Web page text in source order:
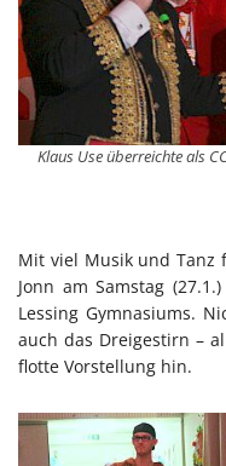
Klaus Use überreichte als
Mit viel Musik und Tanz
Jonn am Samstag
Lessing Gymnasiums.
auch das Dreigestirn –
flotte Vorstellung hin.